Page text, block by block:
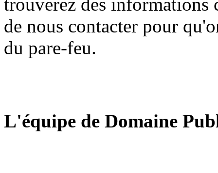
trouverez des informations
de nous contacter pour
du pare-feu.
L'équipe de Domaine